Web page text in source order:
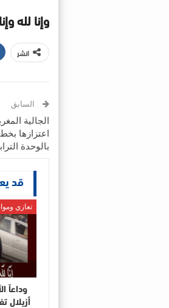
وإنا لله
انشر
السابق
الجالية
اعتزازها
بالوحدة
قد
تعازي
وداعاً
أزيلال